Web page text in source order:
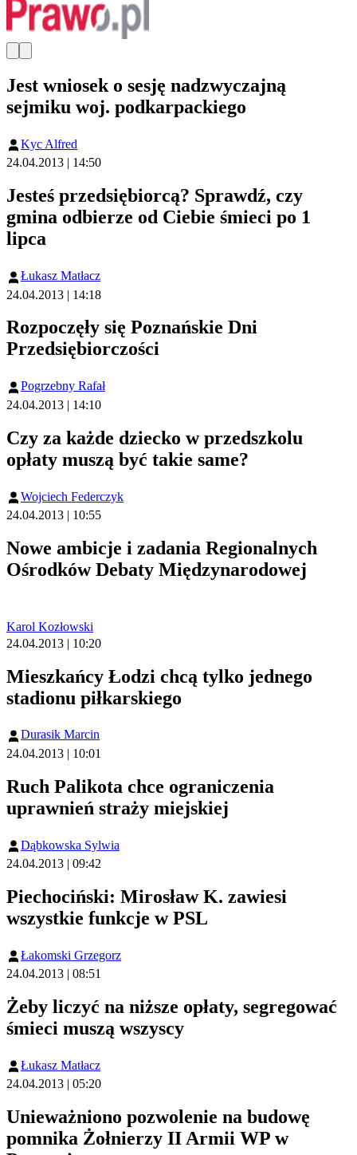
Jest wniosek o sesję nadzwyczajną
sejmiku woj. podkarpackiego
Kyc Alfred
24.04.2013 | 14:50
Jesteś przedsiębiorcą? Sprawdź, czy
gmina odbierze od Ciebie śmieci po 1
lipca
Łukasz Matłacz
24.04.2013 | 14:18
Rozpoczęły się Poznańskie Dni
Przedsiębiorczości
Pogrzebny Rafał
24.04.2013 | 14:10
Czy za każde dziecko w przedszkolu
opłaty muszą być takie same?
Wojciech Federczyk
24.04.2013 | 10:55
Nowe ambicje i zadania Regionalnych
Ośrodków Debaty Międzynarodowej
Karol Kozłowski
24.04.2013 | 10:20
Mieszkańcy Łodzi chcą tylko jednego
stadionu piłkarskiego
Durasik Marcin
24.04.2013 | 10:01
Ruch Palikota chce ograniczenia
uprawnień straży miejskiej
Dąbkowska Sylwia
24.04.2013 | 09:42
Piechociński: Mirosław K. zawiesi
wszystkie funkcje w PSL
Łakomski Grzegorz
24.04.2013 | 08:51
Żeby liczyć na niższe opłaty, segregować
śmieci muszą wszyscy
Łukasz Matłacz
24.04.2013 | 05:20
Unieważniono pozwolenie na budowę
pomnika Żołnierzy II Armii WP w